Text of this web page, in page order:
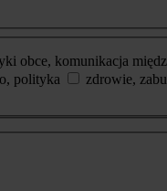
obce, komunikacja
polityka
zdrowie,